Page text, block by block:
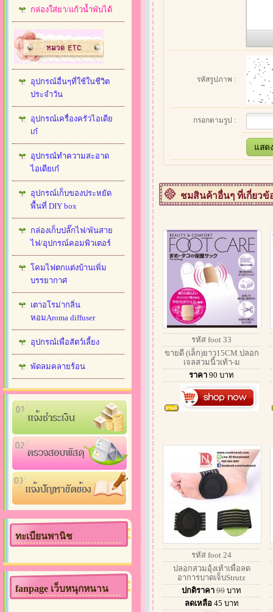
กล่องใส่ยา/แก้วน้ำพับได้
อุปกรณ์อื่นๆที่ใช้ในชีวิต
ประจำวัน
อุปกรณ์เครื่องครัวไอเดีย
เก๋
อุปกรณ์ทำความสะอาด
ไอเดียเก๋
อุปกรณ์เก็บของประหยัด
พื้นที่ DIY box
กล่องเก็บปลั๊กไฟ/พันสาย
ไฟ/อุปกรณ์คอมพิวเตอร์
โคมไฟตกแต่งบ้านเพิ่ม
บรรยากาศ
เตาอโรม่ากลิ่น
หอมAroma diffuser
อุปกรณ์เพื่อสัตว์เลี้ยง
พัดลมคลายร้อน
ทะเบียนพานิช
fanpage เว็บหนุกหนาน
รหัสรูปภาพ :
กรอกตามรูป :
ชมสินค้าอื่นๆ ที่เกี่ยวข้
รหัส foot 33
ขายดี (เล็ก)ยาว15CM.ปลอก
เจลสวมนิ้วเท้า-ม
ราคา 90 บาท
รหัส foot 24
ปลอกสวมอุ้งเท้าเพื่อลด
อาการบาดเจ็บStrutz
ปกติราคา 99 บาท
ลดเหลือ 45 บาท